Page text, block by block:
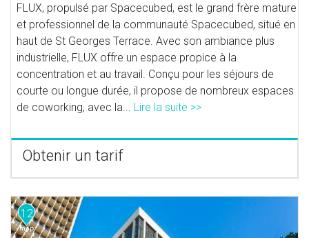
FLUX, propulsé par Spacecubed, est le grand frère mature
et professionnel de la communauté Spacecubed, situé en
haut de St Georges Terrace. Avec son ambiance plus
industrielle, FLUX offre un espace propice à la
concentration et au travail. Conçu pour les séjours de
courte ou longue durée, il propose de nombreux espaces
de coworking, avec la... Lire la suite >>
Obtenir un tarif
12